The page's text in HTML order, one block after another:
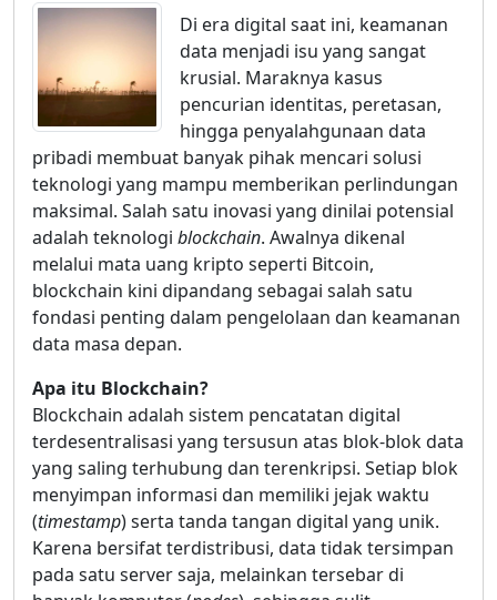
Di era digital saat ini, keamanan
data menjadi isu yang sangat
krusial. Maraknya kasus
pencurian identitas, peretasan,
hingga penyalahgunaan data
pribadi membuat banyak pihak mencari solusi
teknologi yang mampu memberikan perlindungan
maksimal. Salah satu inovasi yang dinilai potensial
adalah teknologi blockchain. Awalnya dikenal
melalui mata uang kripto seperti Bitcoin,
blockchain kini dipandang sebagai salah satu
fondasi penting dalam pengelolaan dan keamanan
data masa depan.
Apa itu Blockchain?
Blockchain adalah sistem pencatatan digital
terdesentralisasi yang tersusun atas blok-blok data
yang saling terhubung dan terenkripsi. Setiap blok
menyimpan informasi dan memiliki jejak waktu
(timestamp) serta tanda tangan digital yang unik.
Karena bersifat terdistribusi, data tidak tersimpan
pada satu server saja, melainkan tersebar di